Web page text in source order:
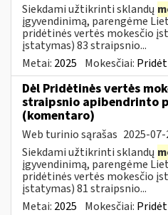
Siekdami užtikrinti sklandų
įgyvendinimą, parengėme
pridėtinės vertės mokesčio
įstatymas) 83 straipsnio...
Metai: 2025 Mokesčiai:
Dėl Pridėtinės vertės
straipsnio apibendrinto
(komentaro)
Web turinio sąrašas 2025-07-
Siekdami užtikrinti sklandų
įgyvendinimą, parengėme
pridėtinės vertės mokesčio
įstatymas) 81 straipsnio...
Metai: 2025 Mokesčiai: